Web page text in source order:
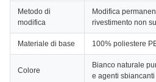
Metodo di
modifica
Modifica
rivestimento non
Materiale di base 100% poliestere
Colore
Bianco naturale
e agenti